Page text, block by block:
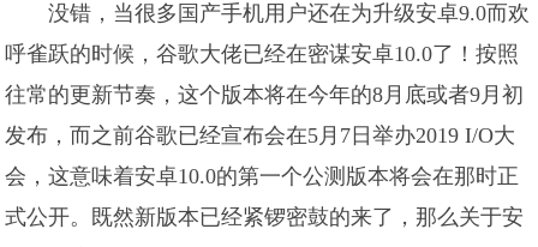
没错，当很多国产手机用户还在为升级安卓9.0而欢
呼雀跃的时候，谷歌大佬已经在密谋安卓10.0了！按照
往常的更新节奏，这个版本将在今年的8月底或者9月初
发布，而之前谷歌已经宣布会在5月7日举办2019 I/O大
会，这意味着安卓10.0的第一个公测版本将会在那时正
式公开。既然新版本已经紧锣密鼓的来了，那么关于安